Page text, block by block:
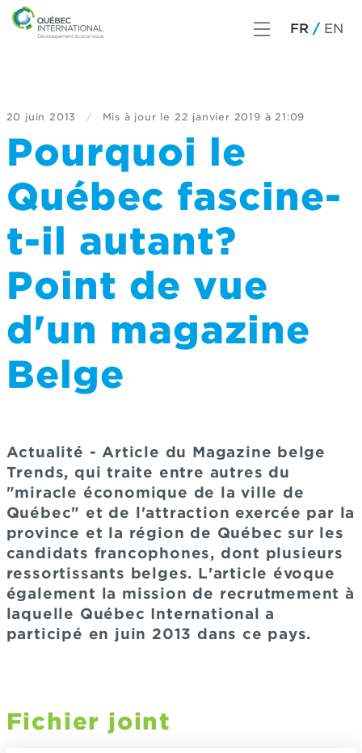
FR EN
20 juin 2013 / Mis à jour le 22 janvier 2019 à 21:09
Pourquoi le
Québec fascine-
t-il autant?
Point de vue
d'un magazine
Belge
Actualité - Article du Magazine belge
Trends, qui traite entre autres du
"miracle économique de la ville de
Québec" et de l'attraction exercée par la
province et la région de Québec sur les
candidats francophones, dont plusieurs
ressortissants belges. L'article évoque
également la mission de recrutmement à
laquelle Québec International a
participé en juin 2013 dans ce pays.
Fichier joint